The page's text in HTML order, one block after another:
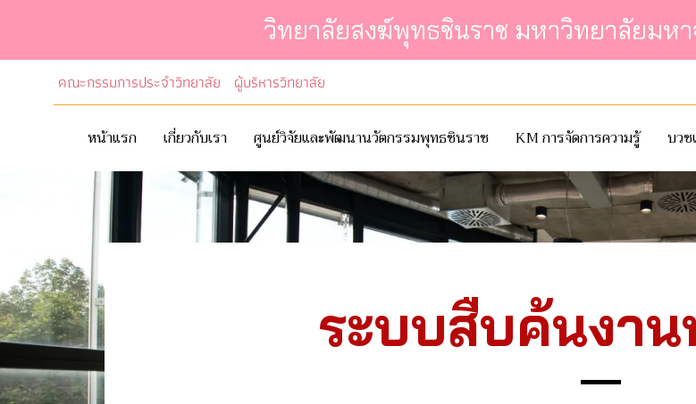
วิทยาลัยสงฆ์พุทธชินราช มหาวิทยาลัยมห
คณะกรรมการประจำวิทยาลัย ผู้บริหารวิทยาลัย
หน้าแรก เกี่ยวกับเรา ศูนย์วิจัยและพัฒนานวัตกรรมพุทธชินราช KM การจัดการความรู้ บว
ระบบสืบค้นงา